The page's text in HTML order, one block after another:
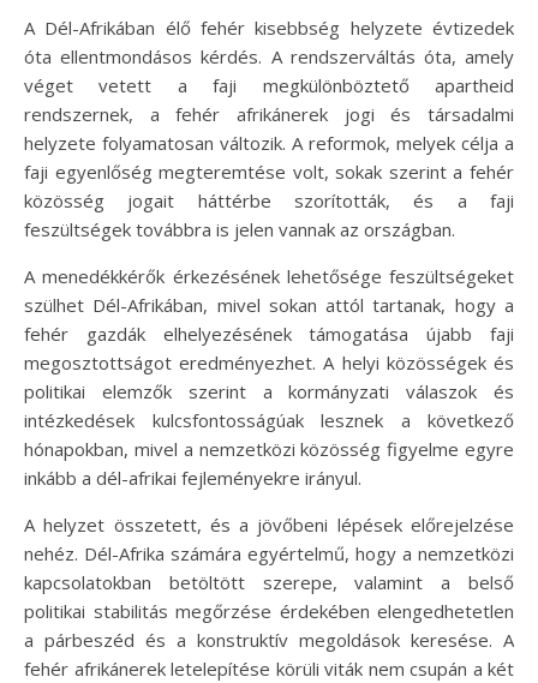
A Dél-Afrikában élő fehér kisebbség helyzete évtizedek
óta ellentmondásos kérdés. A rendszerváltás óta, amely
véget vetett a faji megkülönböztető apartheid
rendszernek, a fehér afrikánerek jogi és társadalmi
helyzete folyamatosan változik. A reformok, melyek célja a
faji egyenlőség megteremtése volt, sokak szerint a fehér
közösség jogait háttérbe szorították, és a faji
feszültségek továbbra is jelen vannak az országban.
A menedékkérők érkezésének lehetősége feszültségeket
szülhet Dél-Afrikában, mivel sokan attól tartanak, hogy a
fehér gazdák elhelyezésének támogatása újabb faji
megosztottságot eredményezhet. A helyi közösségek és
politikai elemzők szerint a kormányzati válaszok és
intézkedések kulcsfontosságúak lesznek a következő
hónapokban, mivel a nemzetközi közösség figyelme egyre
inkább a dél-afrikai fejleményekre irányul.
A helyzet összetett, és a jövőbeni lépések előrejelzése
nehéz. Dél-Afrika számára egyértelmű, hogy a nemzetközi
kapcsolatokban betöltött szerepe, valamint a belső
politikai stabilitás megőrzése érdekében elengedhetetlen
a párbeszéd és a konstruktív megoldások keresése. A
fehér afrikánerek letelepítése körüli viták nem csupán a két